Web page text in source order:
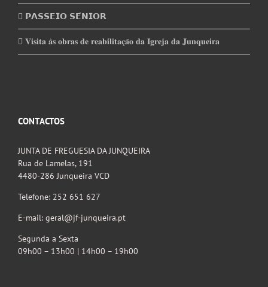
𝗣𝗔𝗦𝗦𝗘𝗜𝗢 𝗦𝗘́𝗡𝗜𝗢𝗥
𝐕𝐢𝐬𝐢𝐭𝐚 𝐚̀𝐬 𝐨𝐛𝐫𝐚𝐬 𝐝𝐞 𝐫𝐞𝐚𝐛𝐢𝐥𝐢𝐭𝐚𝐜̧𝐚̃𝐨 𝐝𝐚 𝐈𝐠𝐫𝐞𝐣𝐚 𝐝𝐚 𝐉𝐮𝐧𝐪𝐮𝐞𝐢𝐫𝐚
CONTACTOS
JUNTA DE FREGUESIA DA JUNQUEIRA
Rua de Lamelas, 191
4480-286 Junqueira VCD
Telefone: 252 651 627
E-mail: geral@jf-junqueira.pt
Segunda a Sexta
09h00 – 13h00 | 14h00 – 19h00